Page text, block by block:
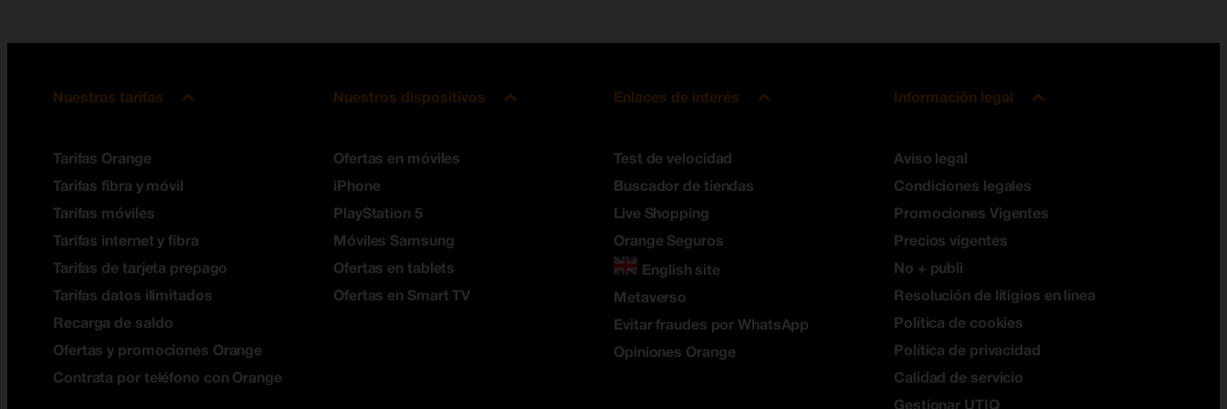
Nuestras tarifas
Tarifas Orange
Tarifas fibra y móvil
Tarifas móviles
Tarifas internet y fibra
Tarifas de tarjeta prepago
Tarifas datos ilimitados
Recarga de saldo
Ofertas y promociones Orange
Contrata por teléfono con Orange
Nuestros dispositivos
Ofertas en móviles
iPhone
PlayStation 5
Móviles Samsung
Ofertas en tablets
Ofertas en Smart TV
Enlaces de interés
Test de velocidad
Buscador de tiendas
Live Shopping
Orange Seguros
English site
Metaverso
Evitar fraudes por WhatsApp
Opiniones Orange
Información legal
Aviso legal
Condiciones legales
Promociones Vigentes
Precios vigentes
No + publi
Resolución de litigios en línea
Política de cookies
Política de privacidad
Calidad de servicio
Gestionar UTIQ